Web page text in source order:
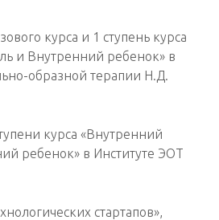
курса и 1 ступень курса
и Внутренний ребенок» в
образной терапии Н.Д.
курса «Внутренний
ребенок» в Институте ЭОТ
стартапов»,